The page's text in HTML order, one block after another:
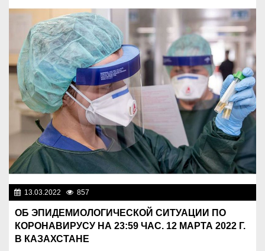
13.03.2022 857
ОБ ЭПИДЕМИОЛОГИЧЕСКОЙ СИТУАЦИИ ПО
КОРОНАВИРУСУ НА 23:59 ЧАС. 12 МАРТА 2022 Г.
В КАЗАХСТАНЕ